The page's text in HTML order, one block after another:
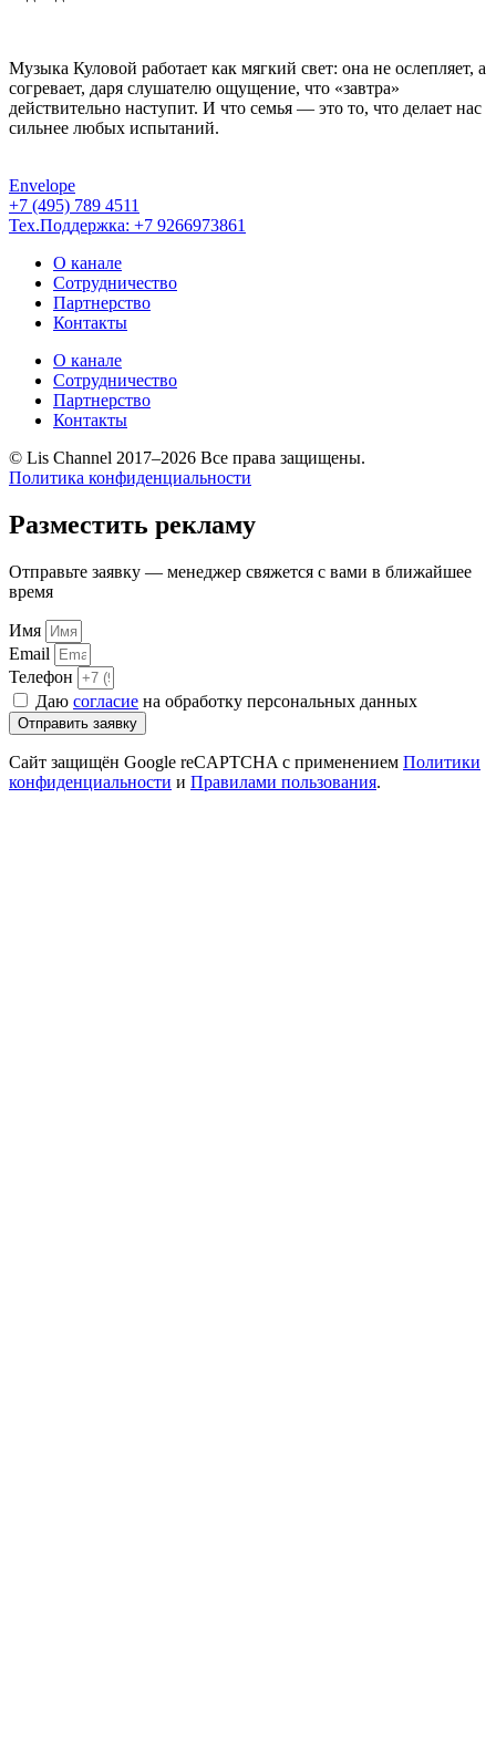
Музыка Куловой работает как мягкий свет: она не ослепляет, а
согревает, даря слушателю ощущение, что «завтра»
действительно наступит. И что семья — это то, что делает нас
сильнее любых испытаний.
Envelope
+7 (495) 789 4511
Тех.Поддержка: +7 9266973861
О канале
Сотрудничество
Партнерство
Контакты
О канале
Сотрудничество
Партнерство
Контакты
© Lis Channel 2017–2026 Все права защищены.
Политика конфиденциальности
вверх
Разместить рекламу
Отправьте заявку — менеджер свяжется с вами в ближайшее
время
Имя
Email
Телефон
Даю согласие на обработку персональных данных
Отправить заявку
Сайт защищён Google reCAPTCHA с применением Политики
конфиденциальности и Правилами пользования.